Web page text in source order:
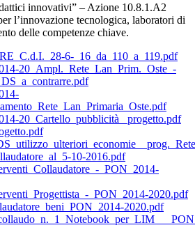
innovativi” – Azione 10.8.1.A2
l’innovazione tecnologica, laboratori di
delle competenze chiave.
6-_16_da_110_a_119.pdf
20_Ampl._Rete_Lan_Prim._Oste_-
20_Cartello_pubblicità _progetto.pdf
10-2016.pdf
_PON_2014-
_PON_2014-2020.pdf
2020.pdf